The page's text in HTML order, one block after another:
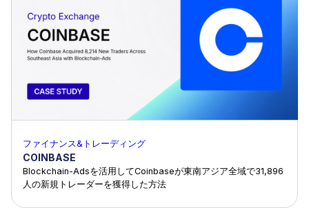
ファイナンス&トレーディング
COINBASE
Blockchain-Adsを活用してCoinbaseが東南アジア全域で31,896
人の新規トレーダーを獲得した方法